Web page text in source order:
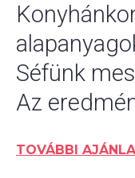
Séfünk
Az
TOVÁBBI